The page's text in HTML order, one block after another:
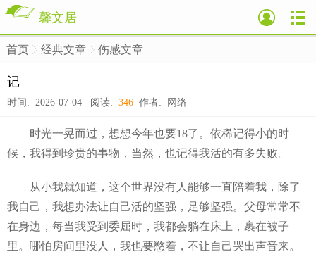
馨文居
首页 经典文章 伤感文章
记
时间: 2026-07-04 阅读: 346 作者: 网络
时光一晃而过，想想今年也要18了。依稀记得小的时
候，我得到珍贵的事物，当然，也记得我活的有多失败。
从小我就知道，这个世界没有人能够一直陪着我，除了
我自己，我想办法让自己活的坚强，足够坚强。​父母常常不
在身边，每当我受到委屈时，我都会躺在床上，裹在被子
里。哪怕房间里没人，我也要憋着，不让自己哭出声音来。